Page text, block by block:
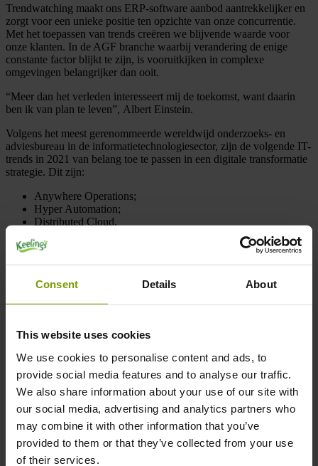
Consent Details About
This website uses cookies
We use cookies to personalise content and ads, to
provide social media features and to analyse our traffic.
We also share information about your use of our site with
our social media, advertising and analytics partners who
may combine it with other information that you’ve
provided to them or that they’ve collected from your use
of their services.
Trendwatching maakt ons ERP-software aanbod aantrekkelijker en
zorgt voor een unieke positie ten opzichte van onze concurrentie.
Met het toepassen van trends creëren we blijvende waarde voor
onze klanten. In de AGF branche waarbij verandering de enige
constante factor blijkt te zijn, is vooruitkijken in complexe
omgevingen belangrijker dan ooit.
“Meer dan het verleden interesseert mij de toekomst, want daarin
ben ik van plan te leven”, Albert Einstein.
Volgens het meest gerenommeerde wereldwijd onderzoeks- en
adviesbureau in de informatietechnologiesector, zijn de volgende IT-
trends in 2021 van belang toe te passen in een digitale transformatie
strategie. Dit zijn:
Anywhere Operations;
Hyper Automation;
Distributed Cloud.
Zo hebben we nieuwe werkwijzen en applicaties ontwikkelt, welke
we ons remote implementatiemodel aan. Voor wat betreft ‘Hyper
bankrekeningen en het inlezen van PDF-verkooporders. Het overal
‘Distributed Cloud’.
Bij het hanteren van de meest moderne IT-trends, gaat het om
toegevoegde waarde creëren in een software oplossing en
dienstverlening in het algemeen. Neem contact met ons op om te
brainstormen over uw digitale transformatie strategie.
Vraag een demo aan